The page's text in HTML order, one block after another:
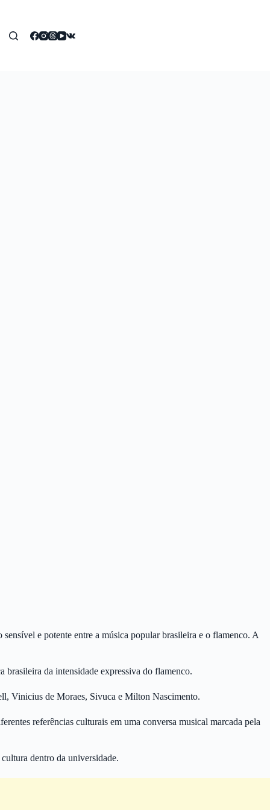
e potente entre a música popular brasileira e o flamenco. A
brasileira da intensidade expressiva do flamenco.
Vinicius de Moraes, Sivuca e Milton Nascimento.
referências culturais em uma conversa musical marcada pela
dentro da universidade.